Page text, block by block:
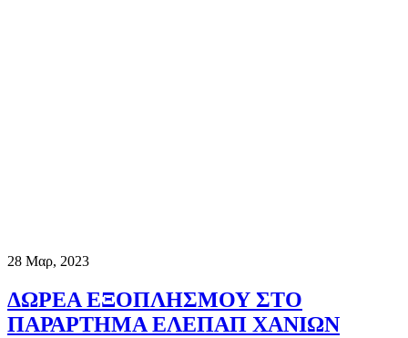
28 Μαρ, 2023
ΔΩΡΕΑ ΕΞΟΠΛΗΣΜΟΥ ΣΤΟ
ΠΑΡΑΡΤΗΜΑ ΕΛΕΠΑΠ ΧΑΝΙΩΝ